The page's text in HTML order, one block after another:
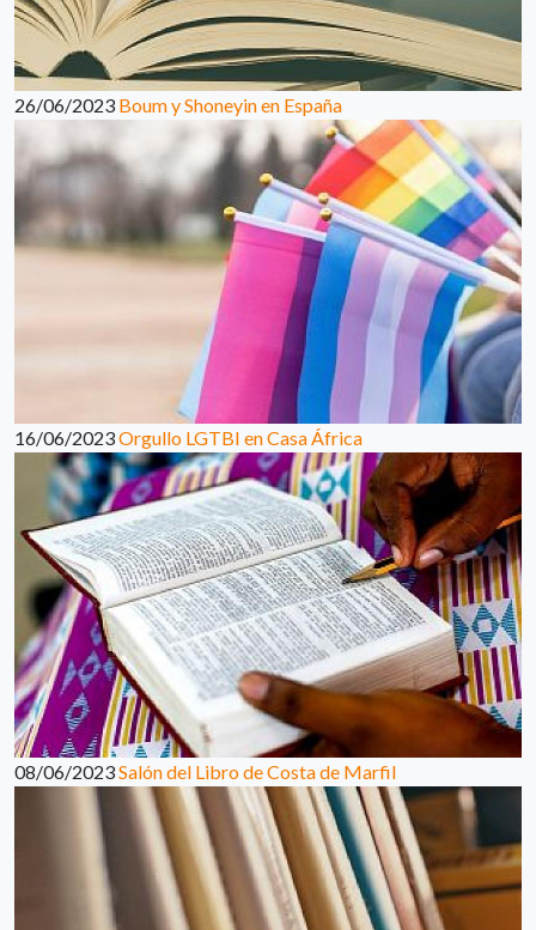
26/06/2023 Boum y Shoneyin en España
16/06/2023Orgullo LGTBI en Casa África
08/06/2023Salón del Libro de Costa de Marfil